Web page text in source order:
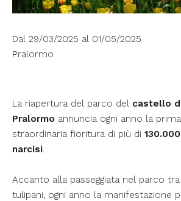
Dal 29/03/2025 al 01/05/2025
Pralormo
La riapertura del parco del castello
Pralormo annuncia ogni anno la
straordinaria fioritura di più di
narcisi.
Accanto alla passeggiata nel parco
tulipani, ogni anno la manifestazione